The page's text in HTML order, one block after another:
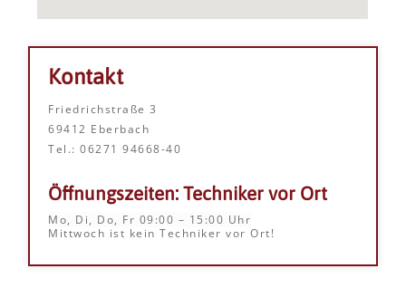
Kontakt
Friedrichstraße 3
69412 Eberbach
Tel.: 06271 94668-40
Öffnungszeiten: Techniker vor Ort
Mo, Di, Do, Fr 09:00 – 15:00 Uhr
Mittwoch ist kein Techniker vor Ort!